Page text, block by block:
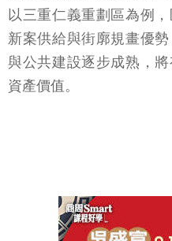
以三重仁義重劃區為例
新案供給與街廓規畫優
與公共建設逐步成熟，
資產價值。